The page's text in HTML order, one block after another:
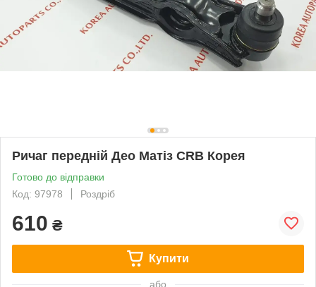
Ричаг передній Део Матіз CRB Корея
Готово до відправки
Код: 97978
Роздріб
610 ₴
Купити
або